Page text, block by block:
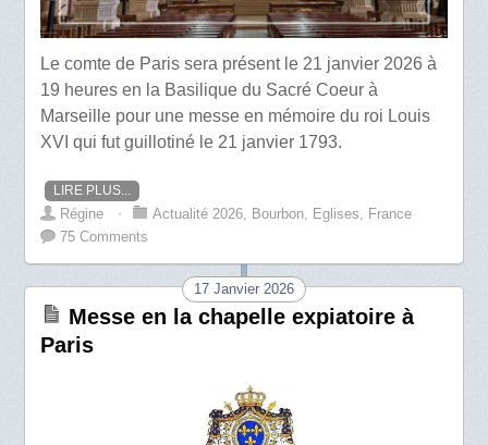
Le comte de Paris sera présent le 21 janvier 2026 à
19 heures en la Basilique du Sacré Coeur à
Marseille pour une messe en mémoire du roi Louis
XVI qui fut guillotiné le 21 janvier 1793.
LIRE PLUS...
Régine ⋅ Actualité 2026, Bourbon, Eglises, France
75 Comments
17 Janvier 2026
Messe en la chapelle expiatoire à
Paris